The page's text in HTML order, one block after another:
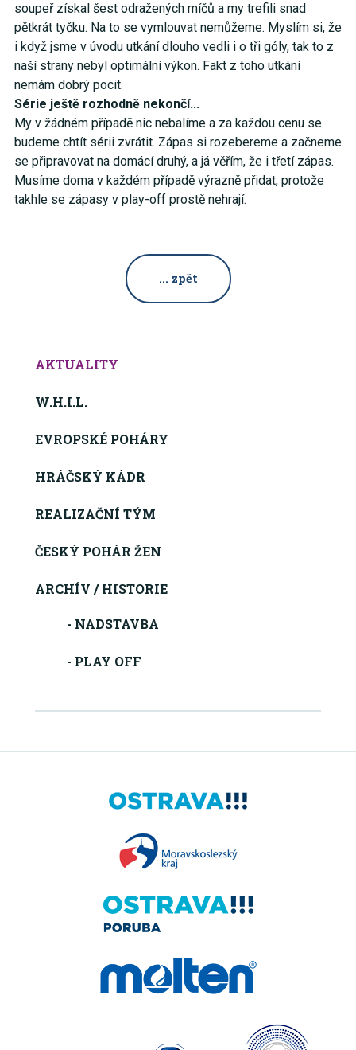
soupeř získal šest odražených míčů a my trefili snad
pětkrát tyčku. Na to se vymlouvat nemůžeme. Myslím si, že
i když jsme v úvodu utkání dlouho vedli i o tři góly, tak to z
naší strany nebyl optimální výkon. Fakt z toho utkání
nemám dobrý pocit.
Série ještě rozhodně nekončí...
My v žádném případě nic nebalíme a za každou cenu se
budeme chtít sérii zvrátit. Zápas si rozebereme a začneme
se připravovat na domácí druhý, a já věřím, že i třetí zápas.
Musíme doma v každém případě výrazně přidat, protože
takhle se zápasy v play-off prostě nehrají.
... zpět
AKTUALITY
W.H.I.L.
EVROPSKÉ POHÁRY
HRÁČSKÝ KÁDR
REALIZAČNÍ TÝM
ČESKÝ POHÁR ŽEN
ARCHÍV / HISTORIE
- NADSTAVBA
- PLAY OFF